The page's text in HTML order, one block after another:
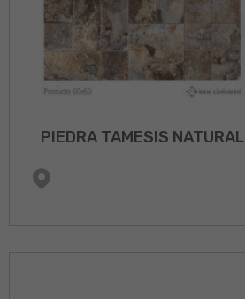
PIEDRA TAMESIS NATURAL